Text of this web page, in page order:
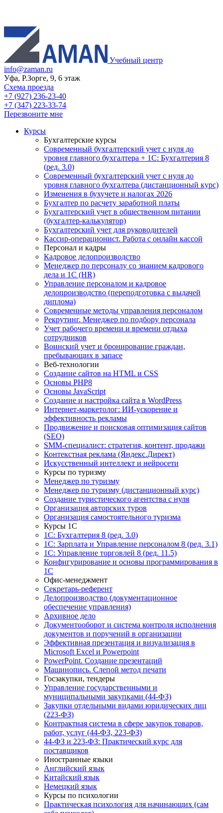
Учебный центр
info@zaman.ru
Уфа, Р.Зорге, 9, 6 этаж
Схема проезда
+7 (927) 236-23-40
+7 (347) 223-33-74
Перезвоните мне
Курсы
Бухгалтерские курсы
Современный бухгалтерский учет с нуля до
уровня главного бухгалтера + 1С: Бухгалтерия 8
(ред. 3.0)
Современный бухгалтерский учет с нуля до
уровня главного бухгалтера (дистанционный курс)
Изменения в бухучете и налогах 2026
Бухгалтер по расчету заработной платы
Бухгалтерский учет в общественном питании
(бухгалтер-калькулятор)
Бухгалтерский учет для руководителей
Кассир-операционист. Работа с онлайн кассой
Персонал и кадры
Кадровое делопроизводство
Менеджер по персоналу со знанием кадрового
дела и 1С (HR)
Управление персоналом и кадровое
делопроизводство (переподготовка с выдачей
диплома)
Современные методы управления персоналом
Рекрутинг. Менеджер по подбору персонала
Учет рабочего времени и времени отдыха
сотрудников
Воинский учет и бронирование граждан,
пребывающих в запасе
Веб-технологии
Создание сайтов на HTML и СSS
Основы PHP8
Основы JavaScript
Создание и настройка сайта в WordPress
Интернет-маркетолог: ИИ-ускорение и
эффективность рекламы
Продвижение и поисковая оптимизация сайтов
(SEO)
SMM-специалист: стратегия, контент, продажи
Контекстная реклама (Яндекс.Директ)
Искусственный интеллект и нейросети
Курсы по туризму
Менеджер по туризму
Менеджер по туризму (дистанционный курс)
Создание туристического агентства с нуля
Организация авторских туров
Организация самостоятельного туризма
Курсы 1С
1С: Бухгалтерия 8 (ред. 3.0)
1С: Зарплата и Управление персоналом 8 (ред. 3.1)
1С: Управление торговлей 8 (ред. 11.5)
Конфигурирование и основы программирования в
1С
Офис-менеджмент
Секретарь-референт
Делопроизводство (документационное
обеспечение управления)
Архивное дело
Документооборот и система контроля исполнения
документов и поручений в организации
Эффективная презентация и визуализация в
Microsoft Excel и Powerpoint
PowerPoint. Создание презентаций
Машинопись. Слепой метод печати
Госзакупки, тендеры
Управление государственными и
муниципальными закупками (44-ФЗ)
Закупки отдельными видами юридических лиц
(223-ФЗ)
Контрактная система в сфере закупок товаров,
работ, услуг (44-ФЗ, 223-ФЗ)
44-ФЗ и 223-ФЗ: Практический курс для
поставщиков
Иностранные языки
Английский язык
Китайский язык
Немецкий язык
Курсы по психологии
Практическая психология для начинающих (сам